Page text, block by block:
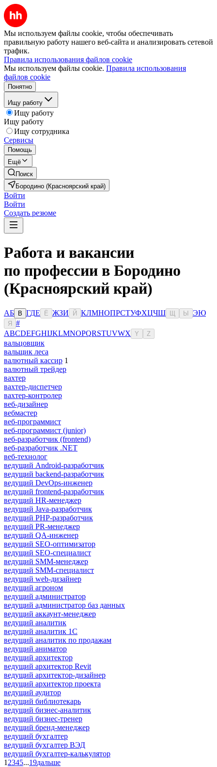
Мы используем файлы cookie, чтобы обеспечивать
правильную работу нашего веб-сайта и анализировать сетевой
трафик.
Правила использования файлов cookie
Мы используем файлы cookie. Правила использования
файлов cookie
Понятно
Ищу работу
Ищу работу
Ищу работу
Ищу сотрудника
Сервисы
Помощь
Ещё
Поиск
Бородино (Красноярский край)
Войти
Войти
Создать резюме
Работа и вакансии
по профессии в Бородино
(Красноярский край)
АБ В ГДЕ Ё ЖЗИ Й КЛМНОПРСТУФХЦЧШ Ы ЭЮ
Я
#
ABCDEFGHIJKLMNOPQRSTUVWX Y Z
вальцовщик
вальщик леса
валютный кассир 1
валютный трейдер
вахтер
вахтер-диспетчер
вахтер-контролер
веб-дизайнер
вебмастер
веб-программист
веб-программист (junior)
веб-разработчик (frontend)
веб-разработчик .NET
веб-технолог
ведущий Android-разработчик
ведущий backend-разработчик
ведущий DevOps-инженер
ведущий frontend-разработчик
ведущий HR-менеджер
ведущий Java-разработчик
ведущий PHP-разработчик
ведущий PR-менеджер
ведущий QA-инженер
ведущий SEO-оптимизатор
ведущий SEO-специалист
ведущий SMM-менеджер
ведущий SMM-специалист
ведущий web-дизайнер
ведущий агроном
ведущий администратор
ведущий администратор баз данных
ведущий аккаунт-менеджер
ведущий аналитик
ведущий аналитик 1С
ведущий аналитик по продажам
ведущий аниматор
ведущий архитектор
ведущий архитектор Revit
ведущий архитектор-дизайнер
ведущий архитектор проекта
ведущий аудитор
ведущий библиотекарь
ведущий бизнес-аналитик
ведущий бизнес-тренер
ведущий бренд-менеджер
ведущий бухгалтер
ведущий бухгалтер ВЭД
ведущий бухгалтер-калькулятор
1 2345...19дальше